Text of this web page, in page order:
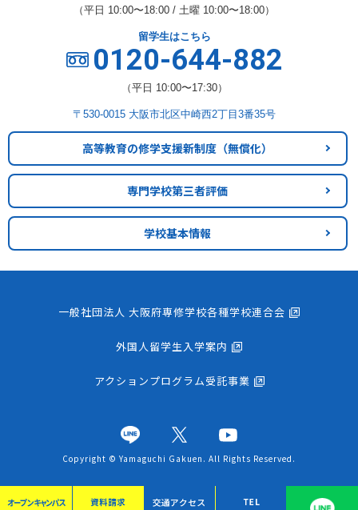
（平日 10:00〜18:00 / 土曜 10:00〜18:00）
留学生はこちら
0120-644-882
（平日 10:00〜17:30）
〒530-0015 大阪市北区中崎西2丁目3番35号
高等教育の修学支援新制度 （無償化）
専門学校第三者評価
学校基本情報
一般社団法人 大阪府専修学校各種学校連合会
外国人留学生入学案内
アクションプログラム受託事業
Copyright © Yamaguchi Gakuen. All Rights Reserved.